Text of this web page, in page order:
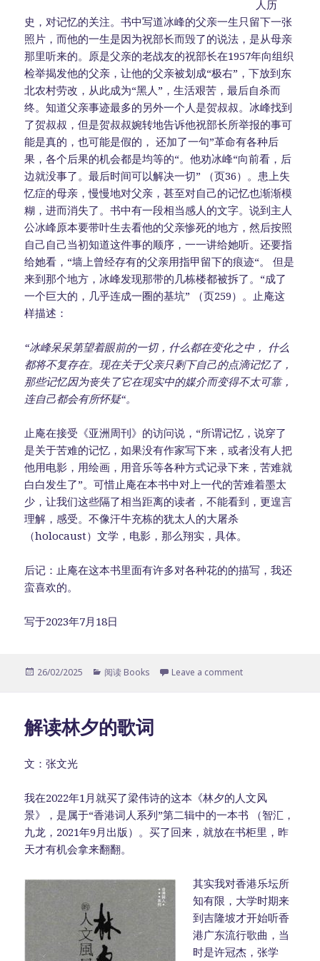
人历
史，对记忆的关注。书中写道冰峰的父亲一生只留下一张
照片，而他的一生是因为祝部长而毁了的说法，是从母亲
那里听来的。原是父亲的老战友的祝部长在1957年向组织
检举揭发他的父亲，让他的父亲被划成“极右”，下放到东
北农村劳改，从此成为“黑人”，生活艰苦，最后自杀而
终。知道父亲事迹最多的另外一个人是贺叔叔。冰峰找到
了贺叔叔，但是贺叔叔婉转地告诉他祝部长所举报的事可
能是真的，也可能是假的， 还加了一句”革命有各种后
果，各个后果的机会都是均等的“。他劝冰峰“向前看，后
边就没事了。最后时间可以解决一切” （页36）。患上失
忆症的母亲，慢慢地对父亲，甚至对自己的记忆也渐渐模
糊，进而消失了。书中有一段相当感人的文字。说到主人
公冰峰原本要带叶生去看他的父亲惨死的地方，然后按照
自己自己当初知道这件事的顺序，一一讲给她听。还要指
给她看，“墙上曾经存有的父亲用指甲留下的痕迹“。 但是
来到那个地方，冰峰发现那带的几栋楼都被拆了。“成了
一个巨大的，几乎连成一圈的基坑” （页259）。止庵这
样描述：
“冰峰呆呆第望着眼前的一切，什么都在变化之中， 什么
都将不复存在。现在关于父亲只剩下自己的点滴记忆了，
那些记忆因为丧失了它在现实中的媒介而变得不太可靠，
连自己都会有所怀疑“。
止庵在接受《亚洲周刊》的访问说，“所谓记忆，说穿了
是关于苦难的记忆，如果没有作家写下来，或者没有人把
他用电影，用绘画，用音乐等各种方式记录下来，苦难就
白白发生了”。可惜止庵在本书中对上一代的苦难着墨太
少，让我们这些隔了相当距离的读者，不能看到，更遑言
理解，感受。不像汗牛充栋的犹太人的大屠杀
（holocaust）文学，电影，那么翔实，具体。
后记：止庵在这本书里面有许多对各种花的的描写，我还
蛮喜欢的。
写于2023年7月18日
Posted
26/02/2025 Categories
阅读 Books Leave a comment
解读林夕的歌词
文：张文光
我在2022年1月就买了梁伟诗的这本《林夕的人文风
景》，是属于“香港词人系列”第二辑中的一本书 （智汇，
九龙，2021年9月出版）。买了回来，就放在书柜里，昨
天才有机会拿来翻翻。
其实我对香港乐坛所
知有限，大学时期来
到吉隆坡才开始听香
港广东流行歌曲，当
时是许冠杰，张学